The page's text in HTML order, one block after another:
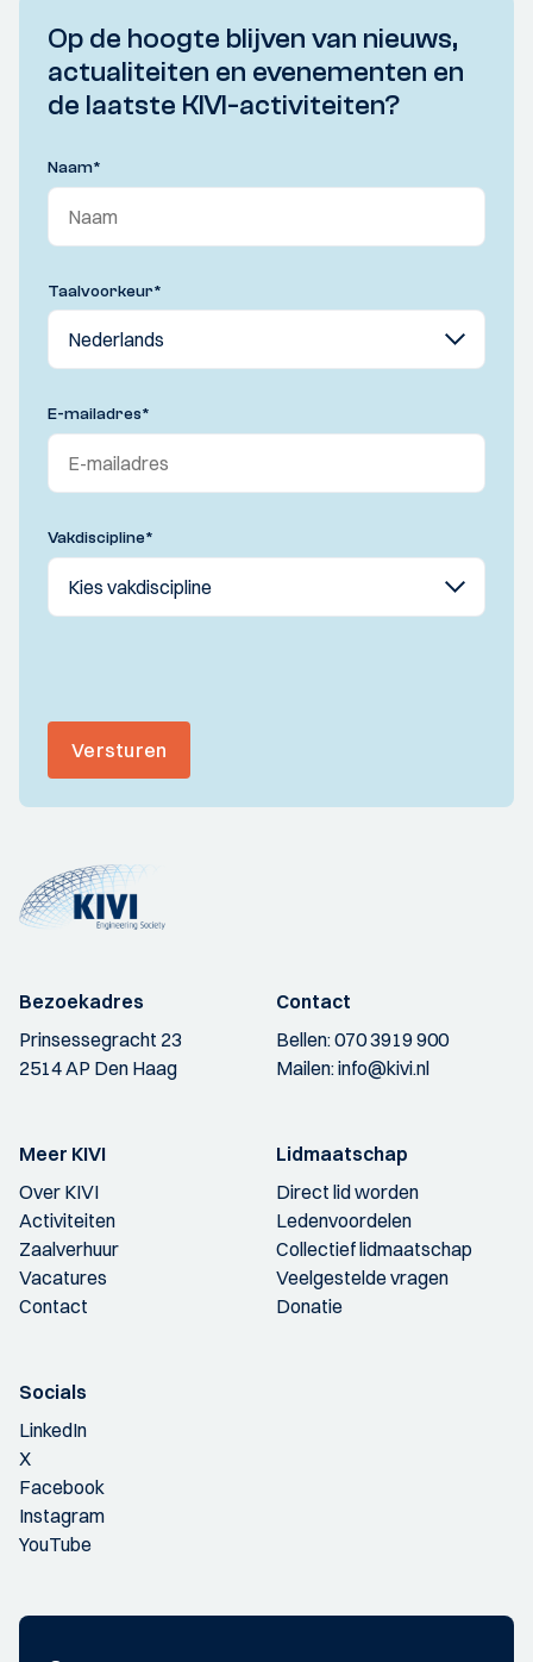
Op de hoogte blijven van nieuws,
actualiteiten en evenementen en
de laatste KIVI-activiteiten?
Naam*
Taalvoorkeur*
E-mailadres*
Vakdiscipline*
Versturen
Bezoekadres
Prinsessegracht 23
2514 AP Den Haag
Contact
Bellen:070 3919 900
Mailen:info@kivi.nl
Meer KIVI
Over KIVI
Activiteiten
Zaalverhuur
Vacatures
Contact
Lidmaatschap
Direct lid worden
Ledenvoordelen
Collectief lidmaatschap
Veelgestelde vragen
Donatie
Socials
LinkedIn
X
Facebook
Instagram
YouTube